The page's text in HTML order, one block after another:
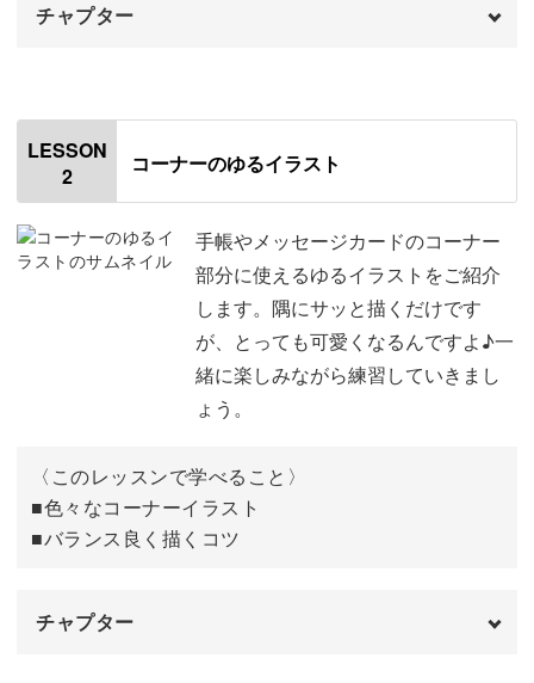
可愛く仕上がるヒミツの1つは、人気のカラーペン『マイ
い雰囲気に♪
イラスト以外にもマーカーとしても使えるので、ペンケー
スに入れて持ち歩けば、使いたい時にいつでもさくっと素
敵なメモが書けますね。
日常使いできるイラストが豊富に学べる！
使える“ゆるイラスト”が豊富に学べます。
チャプター
はじめに
使用道具
真っ直ぐな線を書く練習 07:46
ぐるぐるな線を書く練習 10:44
11:33
いろいろな図形を書く練習
LESSON
2
コーナーのゆるイラスト
手帳やメッセージカードのコーナー
部分に使えるゆるイラストをご紹介
します。隅にサッと描くだけです
が、とっても可愛くなるんですよ♪一
緒に楽しみながら練習していきまし
ょう。
〈このレッスンで学べること〉
■色々なコーナーイラスト
■バランス良く描くコツ
チャプター